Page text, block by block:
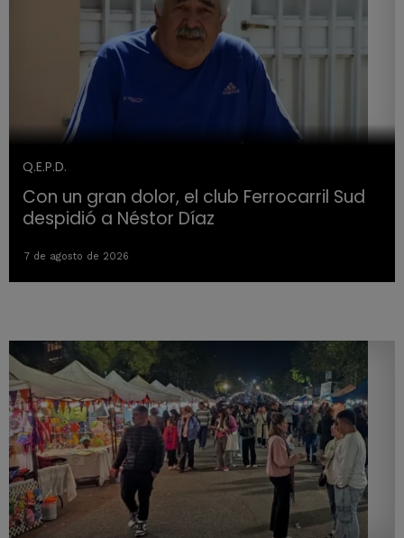
Q.E.P.D.
Con un gran dolor, el club Ferrocarril Sud
despidió a Néstor Díaz
7 de agosto de 2026